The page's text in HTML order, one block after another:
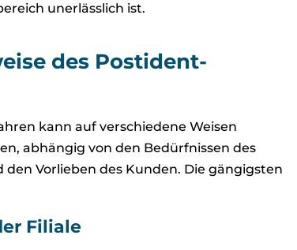
unerlässlich ist.
des Postident-
kann auf verschiedene Weisen
abhängig von den Bedürfnissen des
Vorlieben des Kunden. Die gängigsten
Filiale